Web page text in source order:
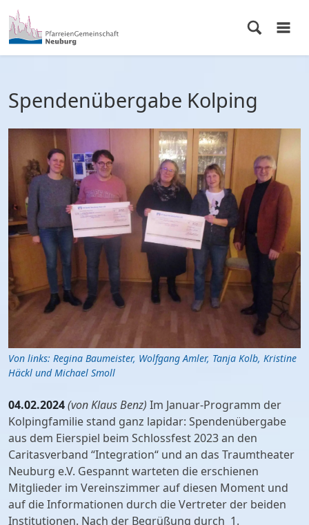
Spendenübergabe Kolping
Von links: Regina Baumeister, Wolfgang Amler, Tanja Kolb, Kristine
Häckl und Michael Smoll
04.02.2024(von Klaus Benz) Im Januar-Programm der
Kolpingfamilie stand ganz lapidar: Spendenübergabe
aus dem Eierspiel beim Schlossfest 2023 an den
Caritasverband “Integration“ und an das Traumtheater
Neuburg e.V. Gespannt warteten die erschienen
Mitglieder im Vereinszimmer auf diesen Moment und
auf die Informationen durch die Vertreter der beiden
Institutionen. Nach der Begrüßung durch 1.